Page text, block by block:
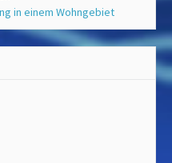
in einem Wohngebiet